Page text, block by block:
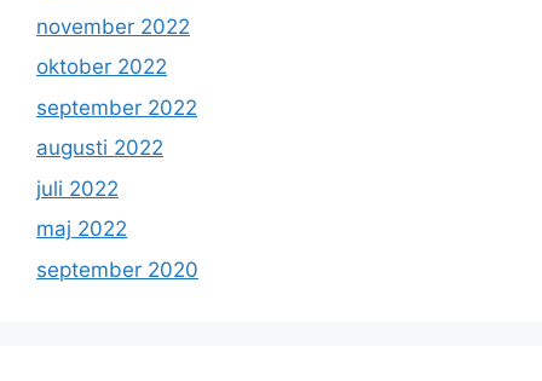
november 2022
oktober 2022
september 2022
augusti 2022
juli 2022
maj 2022
september 2020